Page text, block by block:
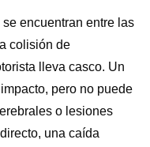
encuentran entre las
colisión de
lleva casco. Un
pero no puede
o lesiones
una caída